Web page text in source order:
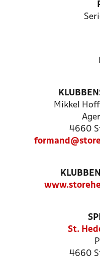
Mikkel
4660
St.
4660